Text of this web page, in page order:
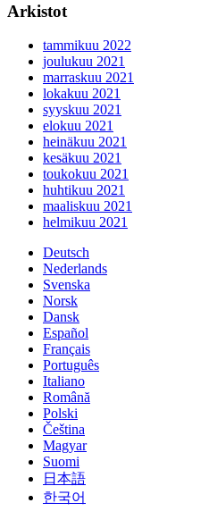
Arkistot
tammikuu 2022
joulukuu 2021
marraskuu 2021
lokakuu 2021
syyskuu 2021
elokuu 2021
heinäkuu 2021
kesäkuu 2021
toukokuu 2021
huhtikuu 2021
maaliskuu 2021
helmikuu 2021
Deutsch
Nederlands
Svenska
Norsk
Dansk
Español
Français
Português
Italiano
Română
Polski
Čeština
Magyar
Suomi
日本語
한국어